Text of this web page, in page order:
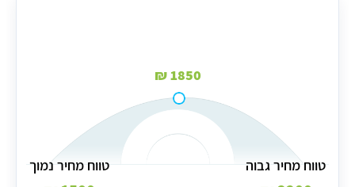
1850 ₪
טווח מחיר גבוה טווח מחיר נמוך